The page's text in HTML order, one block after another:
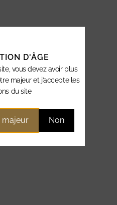
D'ÂGE
vous devez avoir plus
majeur et j’accepte les
du site
majeur Non